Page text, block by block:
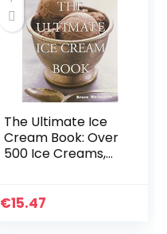
The Ultimate Ice
Cream Book: Over
500 Ice Creams,
€15.47